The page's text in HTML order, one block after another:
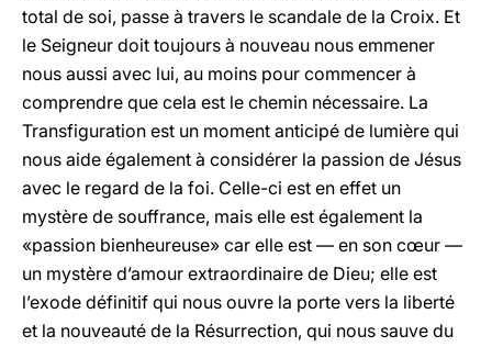
total de soi, passe à travers le scandale de la Croix. Et
le Seigneur doit toujours à nouveau nous emmener
nous aussi avec lui, au moins pour commencer à
comprendre que cela est le chemin nécessaire. La
Transfiguration est un moment anticipé de lumière qui
nous aide également à considérer la passion de Jésus
avec le regard de la foi. Celle-ci est en effet un
mystère de souffrance, mais elle est également la
«passion bienheureuse» car elle est — en son cœur —
un mystère d’amour extraordinaire de Dieu; elle est
l’exode définitif qui nous ouvre la porte vers la liberté
et la nouveauté de la Résurrection, qui nous sauve du